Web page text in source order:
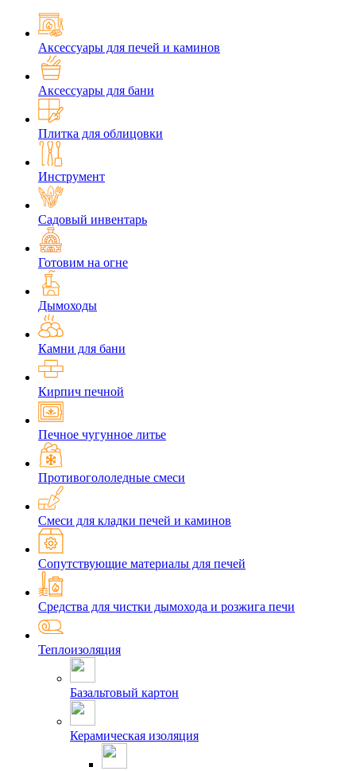
Аксессуары для печей и каминов
Аксессуары для бани
Плитка для облицовки
Инструмент
Садовый инвентарь
Готовим на огне
Дымоходы
Камни для бани
Кирпич печной
Печное чугунное литье
Противогололедные смеси
Смеси для кладки печей и каминов
Сопутствующие материалы для печей
Средства для чистки дымохода и розжига печи
Теплоизоляция
Базальтовый картон
Керамическая изоляция